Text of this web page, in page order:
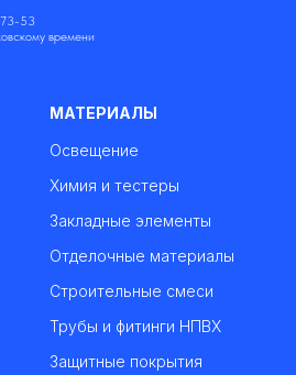
53
времени
МАТЕРИАЛЫ
Освещение
Химия и тестеры
Закладные элементы
Отделочные материалы
Строительные смеси
Трубы и фитинги НПВХ
Защитные покрытия